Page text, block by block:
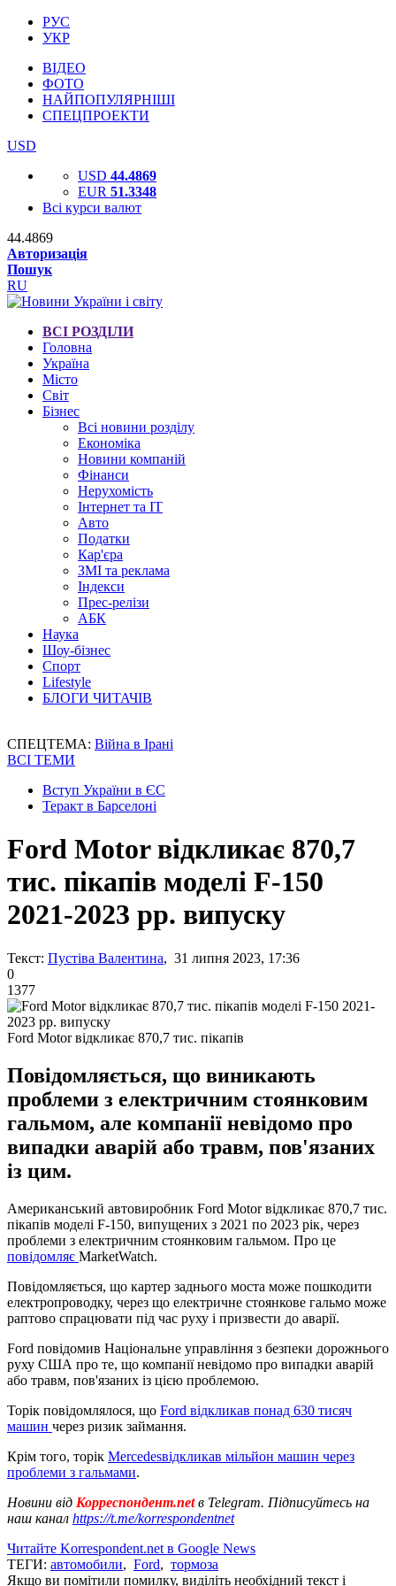
РУС
УКР
ВІДЕО
ФОТО
НАЙПОПУЛЯРНІШІ
СПЕЦПРОЕКТИ
USD
USD 44.4869
EUR 51.3348
Всі курси валют
44.4869
Авторизація
Пошук
RU
ВСІ РОЗДІЛИ
Головна
Україна
Місто
Світ
Бізнес
Всі новини розділу
Економіка
Новини компаній
Фінанси
Нерухомість
Інтернет та IT
Авто
Податки
Кар'єра
ЗМІ та реклама
Індекси
Прес-релізи
АБК
Наука
Шоу-бізнес
Спорт
Lifestyle
БЛОГИ ЧИТАЧІВ
СПЕЦТЕМА: Війна в Ірані
ВСІ ТЕМИ
Вступ України в ЄС
Теракт в Барселоні
Ford Motor відкликає 870,7
тис. пікапів моделі F-150
2021-2023 рр. випуску
Текст: Пустіва Валентина, 31 липня 2023, 17:36
0
1377
Ford Motor відкликає 870,7 тис. пікапів
Повідомляється, що виникають
проблеми з електричним стоянковим
гальмом, але компанії невідомо про
випадки аварій або травм, пов'язаних
із цим.
Американський автовиробник Ford Motor відкликає 870,7 тис.
пікапів моделі F-150, випущених з 2021 по 2023 рік, через
проблеми з електричним стоянковим гальмом. Про це
повідомляє MarketWatch.
Повідомляється, що картер заднього моста може пошкодити
електропроводку, через що електричне стоянкове гальмо може
раптово спрацювати під час руху і призвести до аварії.
Ford повідомив Національне управління з безпеки дорожнього
руху США про те, що компанії невідомо про випадки аварій
або травм, пов'язаних із цією проблемою.
Торік повідомлялося, що Ford відкликав понад 630 тисяч
машин через ризик займання.
Крім того, торік Mercedesвідкликав мільйон машин через
проблеми з гальмами.
Новини від Корреспондент.netв Telegram. Підписуйтесь на
наш канал https://t.me/korrespondentnet
Читайте Korrespondent.net в Google News
ТЕГИ: автомобили, Ford, тормоза
Якщо ви помітили помилку, виділіть необхідний текст і